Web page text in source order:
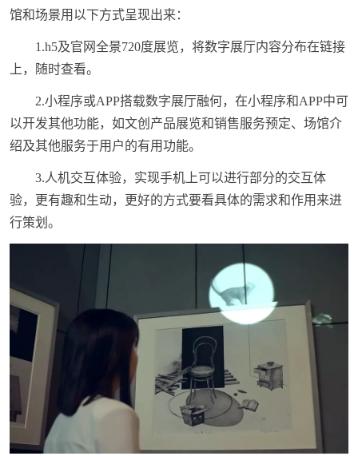
馆和场景用以下方式呈现出来：
1.h5及官网全景720度展览，将数字展厅内容分布在链接
上，随时查看。
2.小程序或APP搭载数字展厅融何，在小程序和APP中可
以开发其他功能，如文创产品展览和销售服务预定、场馆介
绍及其他服务于用户的有用功能。
3.人机交互体验，实现手机上可以进行部分的交互体
验，更有趣和生动，更好的方式要看具体的需求和作用来进
行策划。